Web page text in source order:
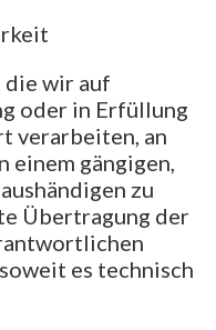
die wir auf
oder in Erfüllung
verarbeiten, an
einem gängigen,
zu
Übertragung der
es technisch